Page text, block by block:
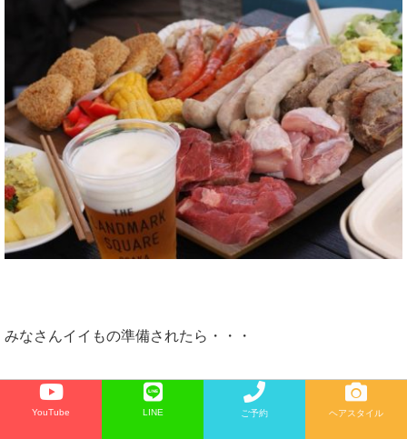
みなさんイイもの準備されたら・・・
YouTube LINE ご予約 ヘアスタイル